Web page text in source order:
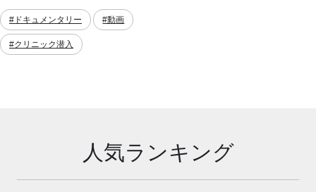
#ドキュメンタリー #動画
#クリニック潜入
人気ランキング